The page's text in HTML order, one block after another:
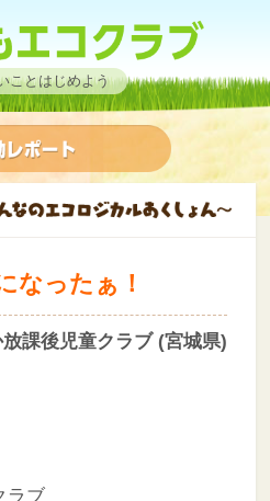
ことはじめよう
なったぁ！
課後児童クラブ (宮城県)
ラブ